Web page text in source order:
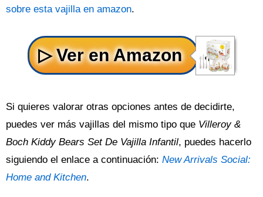
sobre esta vajilla en amazon.
Si quieres valorar otras opciones antes de decidirte,
puedes ver más vajillas del mismo tipo que Villeroy &
Boch Kiddy Bears Set De Vajilla Infantil, puedes hacerlo
siguiendo el enlace a continuación: New Arrivals Social:
Home and Kitchen.